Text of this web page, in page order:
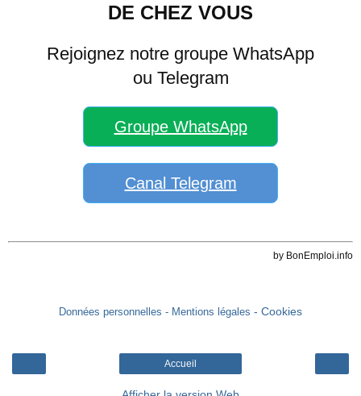
DE CHEZ VOUS
Rejoignez notre groupe WhatsApp
ou Telegram
Groupe WhatsApp
Canal Telegram
by BonEmploi.info
Données personnelles - Mentions légales - Cookies
Accueil